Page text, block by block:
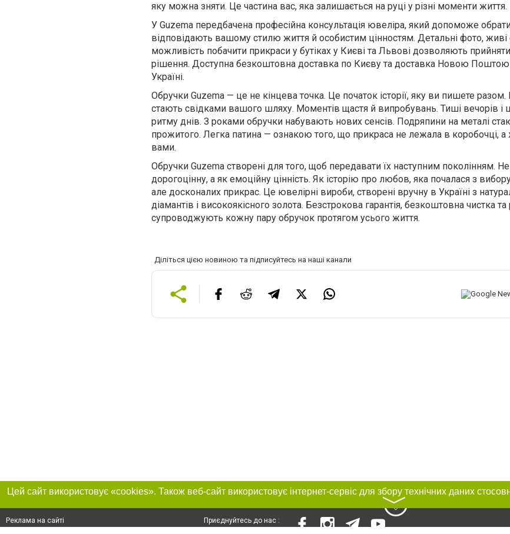
яку можна зняти. Це частина вас, яка залишається на руці у різні моменти життя.
У Guzema передбачена професійна консультація ювеліра, який допоможе
відповідають вашому стилю життя й особистим цінностям. Детальні фото, живі
можливість побачити прикраси у бутіках у Києві та Львові дозволяють
рішення. Доступна безкоштовна доставка по Києву та доставка Новою Поштою
Україні.
Обручки Guzema — це не кінцева точка. Це початок історії, яку ви пишете
стають свідками вашого шляху. Моментів щастя й випробувань. Тиші вечорів і
ритму днів. З роками обручки набувають нових сенсів. Подряпини на металі
прожитого. Легка патина — ознакою того, що прикраса не лежала в коробочці, а
вами.
Обручки Guzema створені для того, щоб передавати їх наступним поколінням.
дорогоцінну, а як емоційну цінність. Як історію про любов, яка почалася з
але досконалих прикрас. Це ювелірні вироби, створені вручну в Україні з
діамантів і високоякісного золота. Безстрокова гарантія, безкоштовна чистка
супроводжують кожну пару обручок протягом усього життя.
Діліться цією новиною та підписуйтесь на наші канали
〉
Реклама на сайті
Приєднуйтесь до нас :